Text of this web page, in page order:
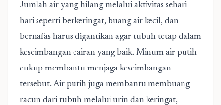
Jumlah air yang hilang melalui aktivitas sehari-
hari seperti berkeringat, buang air kecil, dan
bernafas harus digantikan agar tubuh tetap dalam
keseimbangan cairan yang baik. Minum air putih
cukup membantu menjaga keseimbangan
tersebut. Air putih juga membantu membuang
racun dari tubuh melalui urin dan keringat,